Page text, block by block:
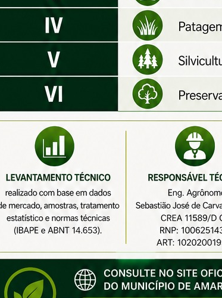
realizará
para discutir
dia 10 de agosto, às 9h30, no
e abordará a Lei
alterações no Plano Plurianual
Concurso Público
Prefeitura de
006/2026 de
Público nº 01/
Oportunidades de
Público do